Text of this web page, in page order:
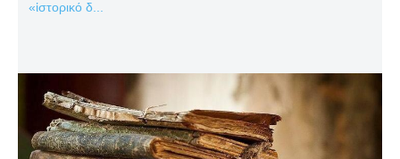
«ἱστορικό δ...